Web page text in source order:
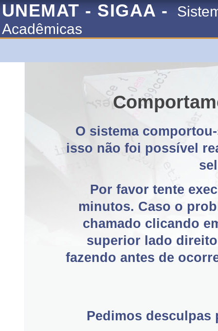
UNEMAT - SIGAA -
Acadêmicas
O sistema
isso não foi possível
Por favor tente
minutos. Caso o
chamado clicando
superior lado
fazendo antes de
Pedimos